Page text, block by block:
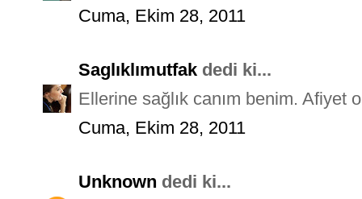
Cuma, Ekim 28, 2011
Saglıklımutfak dedi ki...
Ellerine sağlık canım benim. Afiyet
Cuma, Ekim 28, 2011
Unknown dedi ki...